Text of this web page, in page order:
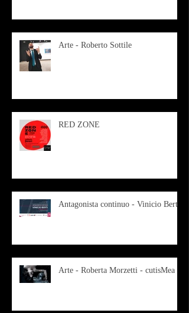
Arte - Roberto Sottile
RED ZONE
Antagonista continuo - Vinicio Berti
Arte - Roberta Morzetti - cutisMea